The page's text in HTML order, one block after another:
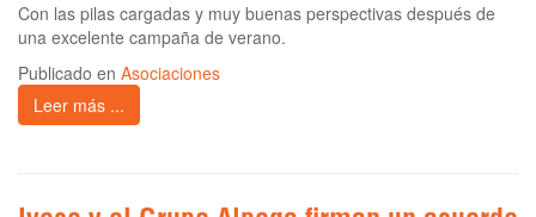
Con las pilas cargadas y muy buenas perspectivas después de
una excelente campaña de verano.
Publicado en Asociaciones
Leer más ...